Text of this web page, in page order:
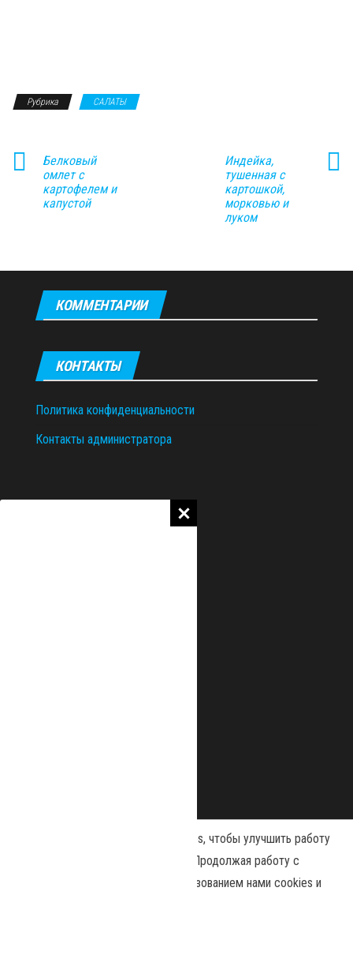
Рубрика САЛАТЫ
Белковый
омлет с
картофелем и
капустой
Индейка,
тушенная с
картошкой,
морковью и
луком
КОММЕНТАРИИ
КОНТАКТЫ
Политика конфиденциальности
Контакты администратора
Наш сайт использует файлы cookies, чтобы улучшить работу
и повысить эффективность сайта. Продолжая работу с
сайтом, вы соглашаетесь с использованием нами cookies и